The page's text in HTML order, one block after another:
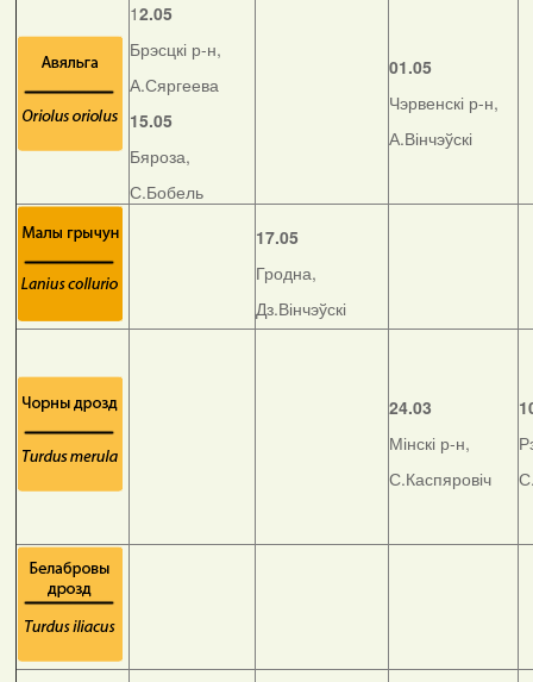
12.05
Брэсцкі р-н,
А.Сяргеева
15.05
Бяроза,
С.Бобель
01.05
Чэрвенскі р-н,
А.Вінчэўскі
17.05
Гродна,
Дз.Вінчэўскі
24.03
Мінскі р-н,
С.Каспяровіч